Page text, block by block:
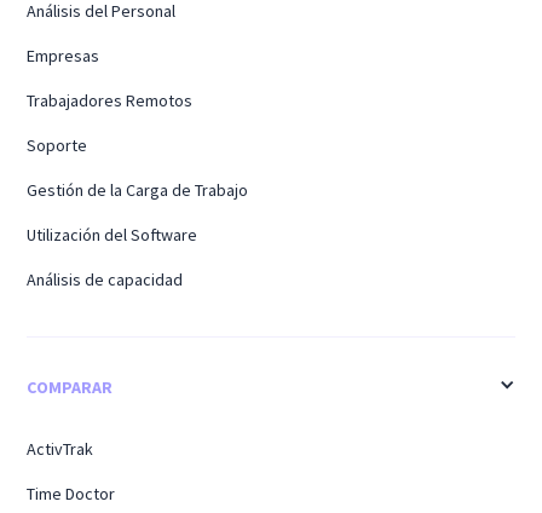
Análisis del Personal
Empresas
Trabajadores Remotos
Soporte
Gestión de la Carga de Trabajo
Utilización del Software
Análisis de capacidad
COMPARAR
ActivTrak
Time Doctor